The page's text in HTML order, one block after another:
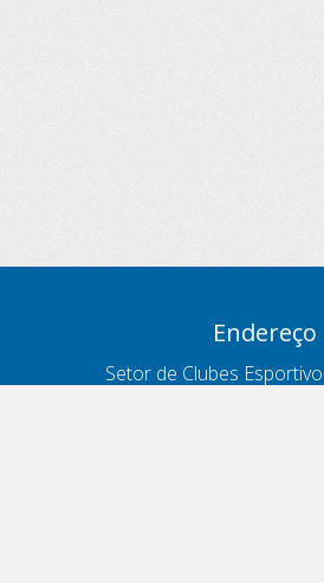
Endereço
Setor de Clubes